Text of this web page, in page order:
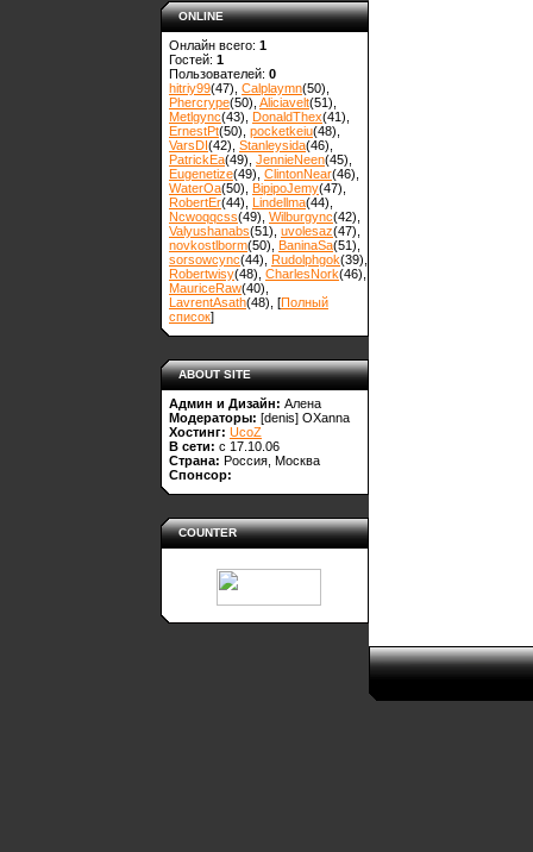
ONLINE
Онлайн всего: 1
Гостей: 1
Пользователей: 0
hitriy99(47) Calplaymn(50)
Phercrype(50) Aliciavelt(51)
Metlgync(43) DonaldThex(41)
ErnestPt(50) pocketkeiu(48)
VarsDI(42) Stanleysida(46)
PatrickEa(49) JennieNeen(45)
Eugenetize(49) ClintonNear(46)
WaterOa(50) BipipoJemy(47)
RobertEr(44) Lindellma(44)
Ncwoqqcss(49) Wilburgync(42)
Valyushanabs(51) uvolesaz(47)
novkostlborm(50) ВaninaSa(51)
sorsowcync(44) Rudolphgok(39)
Robertwisy(48) CharlesNork(46)
MauriceRaw(40)
LavrentAsath(48) , [Полный
список]
ABOUT SITE
Админ и Дизайн: Алена
Модераторы: [denis] OXanna
Хостинг: UcoZ
В сети: с 17.10.06
Страна: Россия, Москва
Спонсор:
COUNTER